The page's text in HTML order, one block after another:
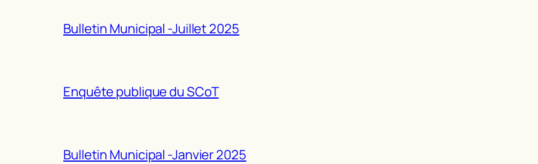
Bulletin Municipal -Juillet 2025
Enquête publique du SCoT
Bulletin Municipal -Janvier 2025